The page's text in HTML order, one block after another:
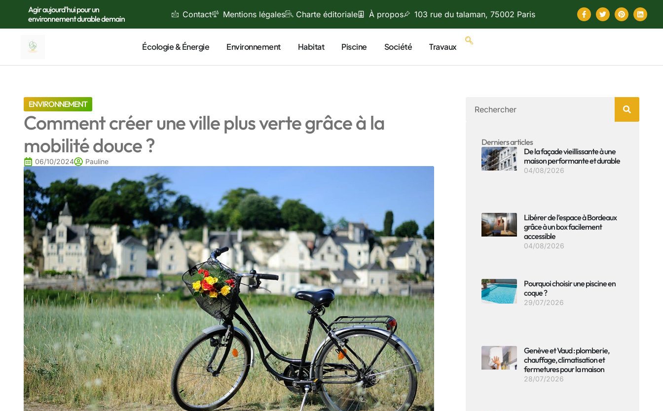
Agir aujourd'hui pour un
environnement durable demain
Contact Mentions légales Charte éditoriale À propos 103 rue du talaman, 75002 Paris
Écologie & Énergie Environnement Habitat Piscine Société Travaux
ENVIRONNEMENT
Comment créer une ville plus verte grâce à la
mobilité douce ?
06/10/2024 Pauline
Derniers articles
De la façade vieillissante à une
maison performante et durable
04/08/2026
Libérer de l’espace à Bordeaux
grâce à un box facilement
accessible
04/08/2026
Pourquoi choisir une piscine en
coque ?
29/07/2026
Genève et Vaud : plomberie,
chauffage, climatisation et
fermetures pour la maison
28/07/2026